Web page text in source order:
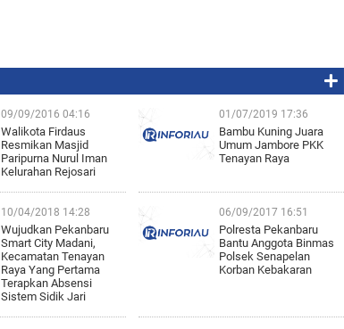
09/09/2016 04:16
Walikota Firdaus
Resmikan Masjid
Paripurna Nurul Iman
Kelurahan Rejosari
01/07/2019 17:36
Bambu Kuning Juara
Umum Jambore PKK
Tenayan Raya
10/04/2018 14:28
Wujudkan Pekanbaru
Smart City Madani,
Kecamatan Tenayan
Raya Yang Pertama
Terapkan Absensi
Sistem Sidik Jari
06/09/2017 16:51
Polresta Pekanbaru
Bantu Anggota Binmas
Polsek Senapelan
Korban Kebakaran